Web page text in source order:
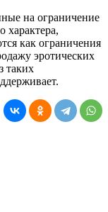
на ограничение
характера,
как ограничения
эротических
таких